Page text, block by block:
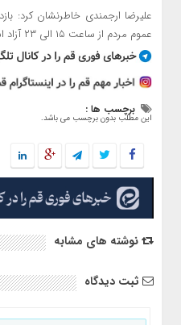
علیرضا ارجمندی خاطرنشان کرد:
عموم مردم از ساعت ۱۵ الی ۲۳ آزاد است.
برچسب ها :
این مطلب بدون برچسب می باشد.
نوشته های مشابه
ثبت دیدگاه